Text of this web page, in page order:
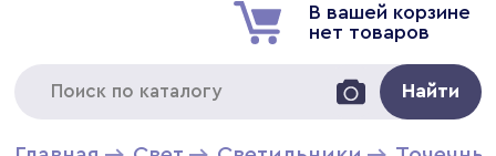
В вашей корзине
нет товаров
Найти